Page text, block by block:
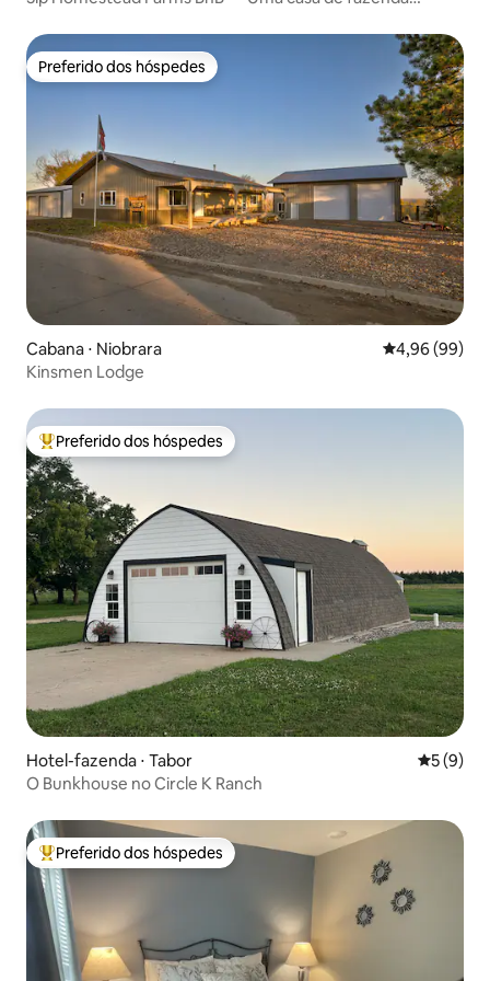
Preferido dos hóspedes
Preferido dos hóspedes
Cabana ⋅ Niobrara 4,96 de uma
4,96 (99)
Kinsmen Lodge
Entre os melhores preferidos dos hóspedes
Preferido dos hóspedes
Hotel-fazenda ⋅ Tabor 5 de
5 (9)
O Bunkhouse no Circle K Ranch
Entre os melhores preferidos dos hóspedes
Preferido dos hóspedes